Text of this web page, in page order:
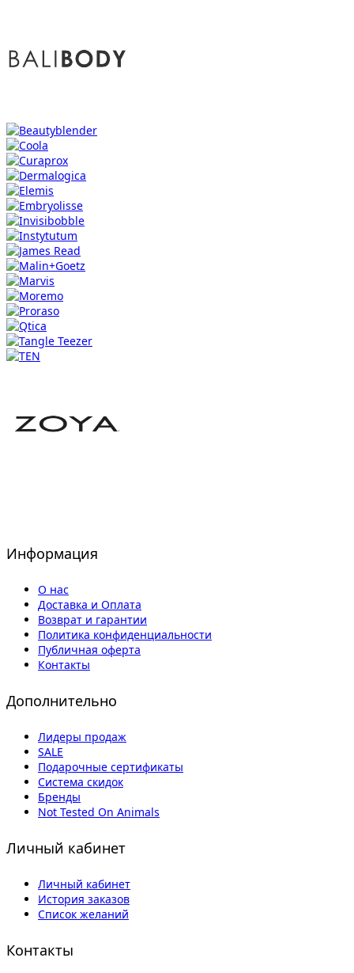
Информация
О нас
Доставка и Оплата
Возврат и гарантии
Политика конфиденциальности
Публичная оферта
Контакты
Дополнительно
Лидеры продаж
SALE
Подарочные сертификаты
Система скидок
Бренды
Not Tested On Animals
Личный кабинет
Личный кабинет
История заказов
Список желаний
Контакты